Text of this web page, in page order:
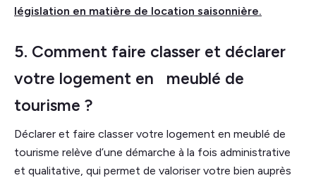
législation en matière de location saisonnière.
5. Comment faire classer et déclarer
votre logement en meublé de
tourisme ?
Déclarer et faire classer votre logement en meublé de
tourisme relève d’une démarche à la fois administrative
et qualitative, qui permet de valoriser votre bien auprès